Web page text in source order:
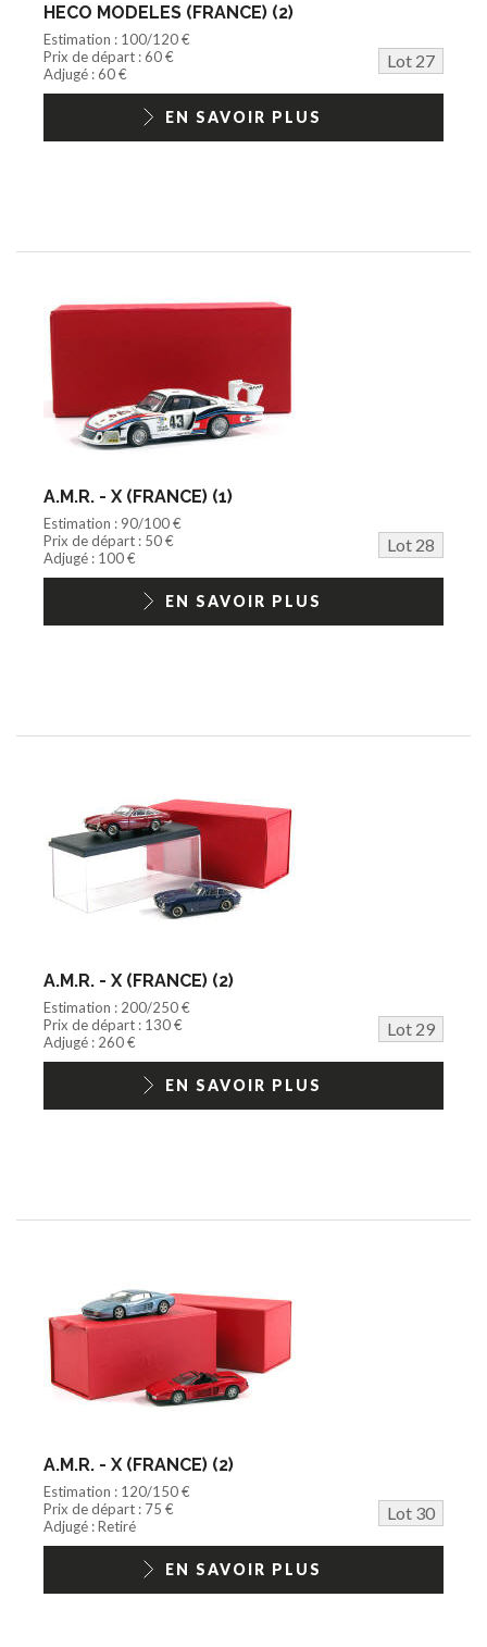
HECO MODELES (FRANCE) (2)
Estimation : 100/120 €
Prix de départ : 60 €
Lot 27
Adjugé : 60 €
EN SAVOIR PLUS
A.M.R. - X (FRANCE) (1)
Estimation : 90/100 €
Prix de départ : 50 €
Lot 28
Adjugé : 100 €
EN SAVOIR PLUS
A.M.R. - X (FRANCE) (2)
Estimation : 200/250 €
Prix de départ : 130 €
Lot 29
Adjugé : 260 €
EN SAVOIR PLUS
A.M.R. - X (FRANCE) (2)
Estimation : 120/150 €
Prix de départ : 75 €
Lot 30
Adjugé : Retiré
EN SAVOIR PLUS